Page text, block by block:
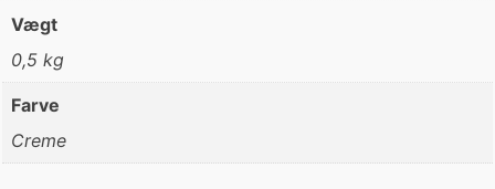
Vægt
0,5 kg
Farve
Creme